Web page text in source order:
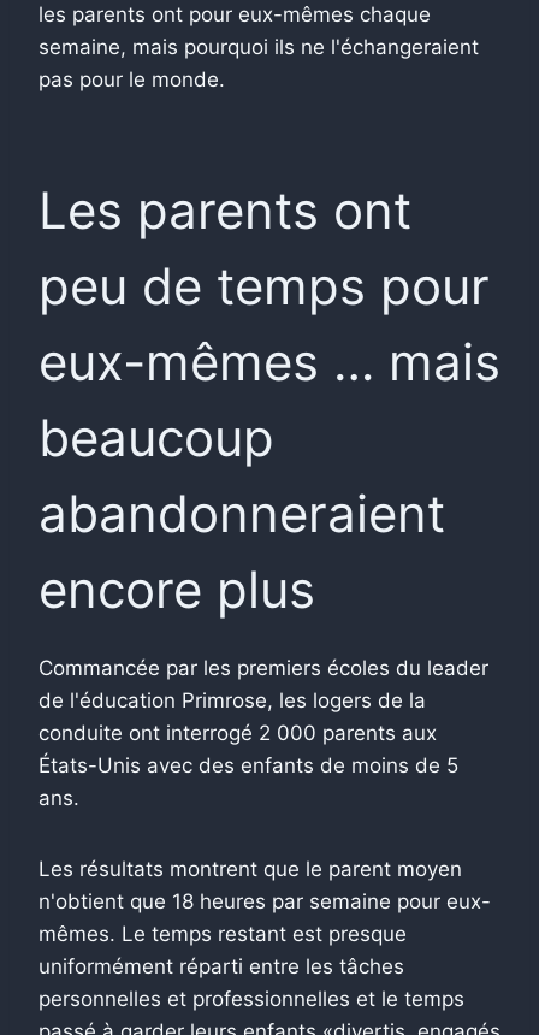
les parents ont pour eux-mêmes chaque
semaine, mais pourquoi ils ne l'échangeraient
pas pour le monde.
Les parents ont
peu de temps pour
eux-mêmes … mais
beaucoup
abandonneraient
encore plus
Commancée par les premiers écoles du leader
de l'éducation Primrose, les logers de la
conduite ont interrogé 2 000 parents aux
États-Unis avec des enfants de moins de 5
ans.
Les résultats montrent que le parent moyen
n'obtient que 18 heures par semaine pour eux-
mêmes. Le temps restant est presque
uniformément réparti entre les tâches
personnelles et professionnelles et le temps